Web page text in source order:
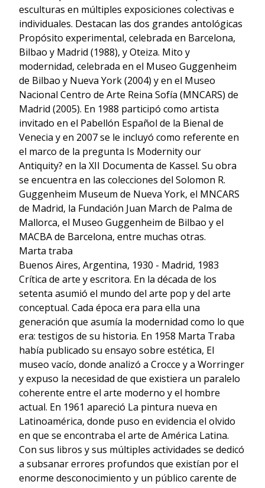
esculturas en múltiples exposiciones colectivas e
individuales. Destacan las dos grandes antológicas
Propósito experimental, celebrada en Barcelona,
Bilbao y Madrid (1988), y Oteiza. Mito y
modernidad, celebrada en el Museo Guggenheim
de Bilbao y Nueva York (2004) y en el Museo
Nacional Centro de Arte Reina Sofía (MNCARS) de
Madrid (2005). En 1988 participó como artista
invitado en el Pabellón Español de la Bienal de
Venecia y en 2007 se le incluyó como referente en
el marco de la pregunta Is Modernity our
Antiquity? en la XII Documenta de Kassel. Su obra
se encuentra en las colecciones del Solomon R.
Guggenheim Museum de Nueva York, el MNCARS
de Madrid, la Fundación Juan March de Palma de
Mallorca, el Museo Guggenheim de Bilbao y el
MACBA de Barcelona, entre muchas otras.
Marta traba
Buenos Aires, Argentina, 1930 - Madrid, 1983
Crítica de arte y escritora. En la década de los
setenta asumió el mundo del arte pop y del arte
conceptual. Cada época era para ella una
generación que asumía la modernidad como lo que
era: testigos de su historia. En 1958 Marta Traba
había publicado su ensayo sobre estética, El
museo vacío, donde analizó a Crocce y a Worringer
y expuso la necesidad de que existiera un paralelo
coherente entre el arte moderno y el hombre
actual. En 1961 apareció La pintura nueva en
Latinoamérica, donde puso en evidencia el olvido
en que se encontraba el arte de América Latina.
Con sus libros y sus múltiples actividades se dedicó
a subsanar errores profundos que existían por el
enorme desconocimiento y un público carente de